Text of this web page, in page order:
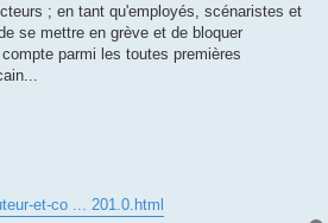
; en tant qu'employés, scénaristes et
se mettre en grève et de bloquer
parmi les toutes premières
et-co ... 201.0.html